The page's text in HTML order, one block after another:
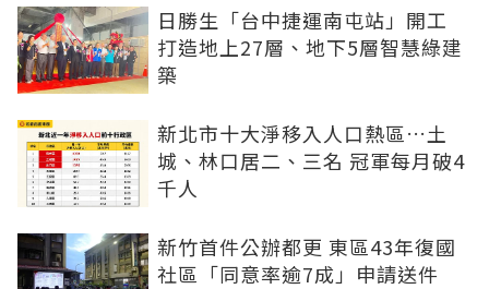
日勝生「台中捷運南屯站」開工
打造地上27層、地下5層智慧綠建
築
新北市十大淨移入人口熱區…土
城、林口居二、三名 冠軍每月破4
千人
新竹首件公辦都更 東區43年復國
社區「同意率逾7成」申請送件